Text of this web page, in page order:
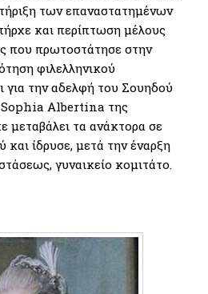
των επαναστατημένων
και περίπτωση μέλους
που πρωτοστάτησε στην
φιλελληνικού
για την αδελφή του Σουηδού
Sophia Albertina της
μεταβάλει τα ανάκτορα σε
και ίδρυσε, μετά την έναρξη
γυναικείο κομιτάτο.